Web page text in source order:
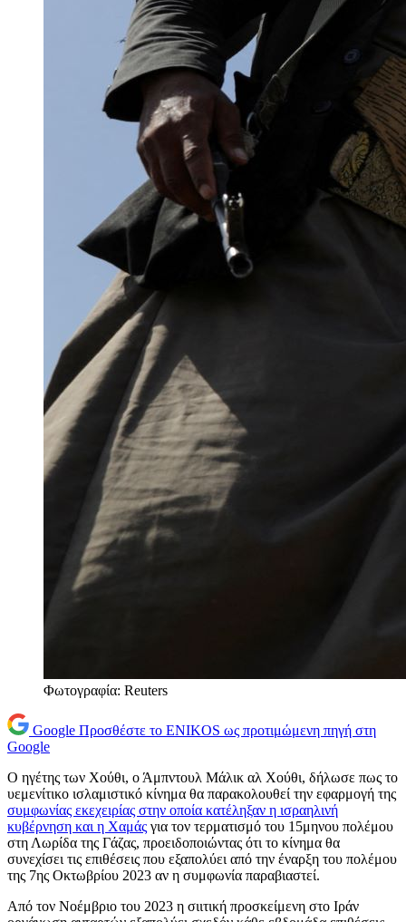
Φωτογραφία: Reuters
Google Προσθέστε το ENIKOS ως προτιμώμενη πηγή στη
Google
Ο ηγέτης των Χούθι, ο Άμπντουλ Μάλικ αλ Χούθι, δήλωσε πως το
υεμενίτικο ισλαμιστικό κίνημα θα παρακολουθεί την εφαρμογή της
συμφωνίας εκεχειρίας στην οποία κατέληξαν η ισραηλινή
κυβέρνηση και η Χαμάς για τον τερματισμό του 15μηνου πολέμου
στη Λωρίδα της Γάζας, προειδοποιώντας ότι το κίνημα θα
συνεχίσει τις επιθέσεις που εξαπολύει από την έναρξη του πολέμου
της 7ης Οκτωβρίου 2023 αν η συμφωνία παραβιαστεί.
Από τον Νοέμβριο του 2023 η σιιτική προσκείμενη στο Ιράν